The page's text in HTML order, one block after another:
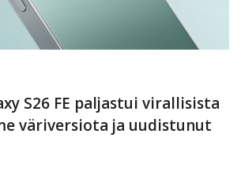
S26 FE paljastui virallisista
väriversiota ja uudistunut